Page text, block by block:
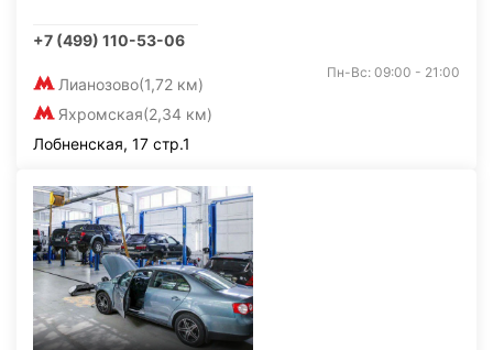
+7 (499) 110-53-06
Лианозово(1,72 км)
Яхромская(2,34 км)
Пн-Вс: 09:00 - 21:00
Лобненская, 17 стр.1